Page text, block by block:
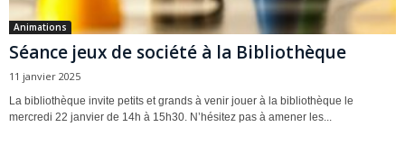
Animations
Séance jeux de société à la Bibliothèque
11 janvier 2025
La bibliothèque invite petits et grands à venir jouer à la bibliothèque le
mercredi 22 janvier de 14h à 15h30. N’hésitez pas à amener les...